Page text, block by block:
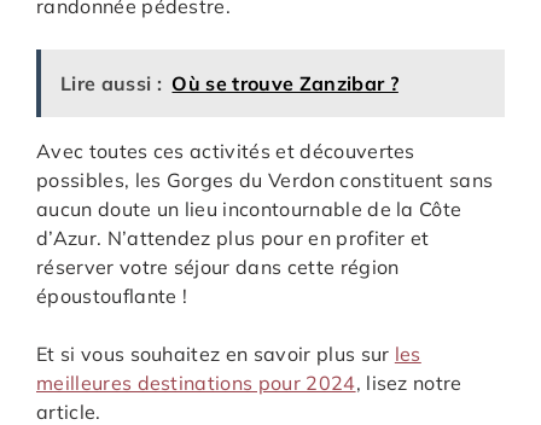
randonnée pédestre.
Lire aussi : Où se trouve Zanzibar ?
Avec toutes ces activités et découvertes
possibles, les Gorges du Verdon constituent sans
aucun doute un lieu incontournable de la Côte
d’Azur. N’attendez plus pour en profiter et
réserver votre séjour dans cette région
époustouflante !
Et si vous souhaitez en savoir plus sur les
meilleures destinations pour 2024, lisez notre
article.